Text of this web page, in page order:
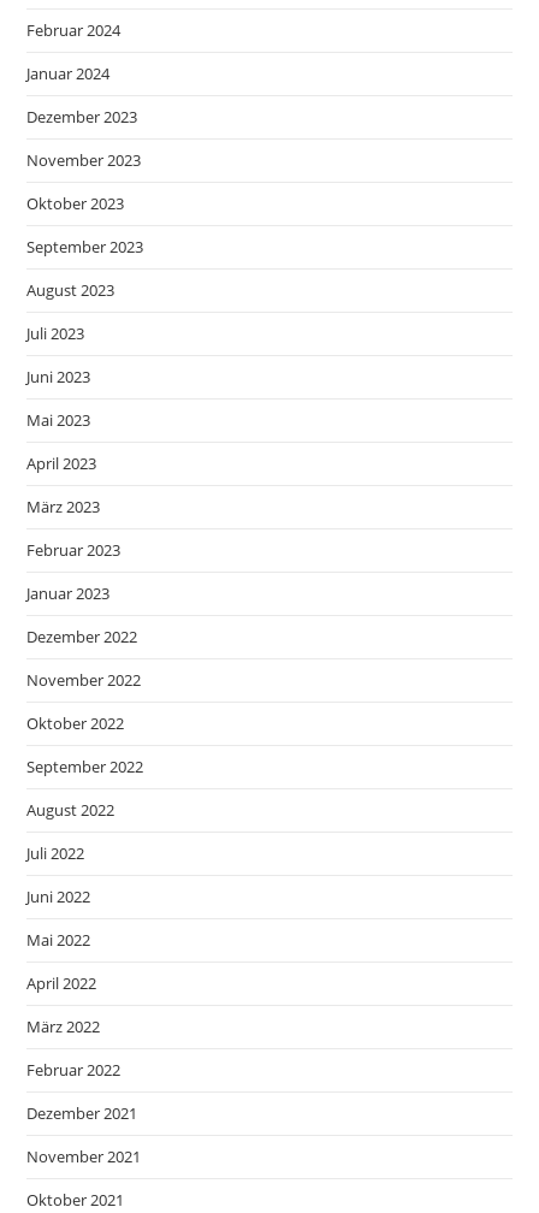
Februar 2024
Januar 2024
Dezember 2023
November 2023
Oktober 2023
September 2023
August 2023
Juli 2023
Juni 2023
Mai 2023
April 2023
März 2023
Februar 2023
Januar 2023
Dezember 2022
November 2022
Oktober 2022
September 2022
August 2022
Juli 2022
Juni 2022
Mai 2022
April 2022
März 2022
Februar 2022
Dezember 2021
November 2021
Oktober 2021